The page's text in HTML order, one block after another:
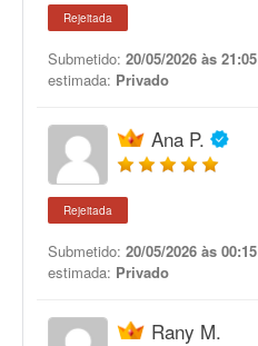
Rejeitada
Submetido: 20/05/2026 às 21:05
estimada: Privado
Ana P.
Rejeitada
Submetido: 20/05/2026 às 00:15
estimada: Privado
Rany M.